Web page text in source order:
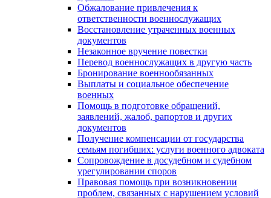
Обжалование привлечения к
ответственности военнослужащих
Восстановление утраченных военных
документов
Незаконное вручение повестки
Перевод военнослужащих в другую часть
Бронирование военнообязанных
Выплаты и социальное обеспечение
военных
Помощь в подготовке обращений,
заявлений, жалоб, рапортов и других
документов
Получение компенсации от государства
семьям погибших: услуги военного адвоката
Сопровождение в досудебном и судебном
урегулировании споров
Правовая помощь при возникновении
проблем, связанных с нарушением условий